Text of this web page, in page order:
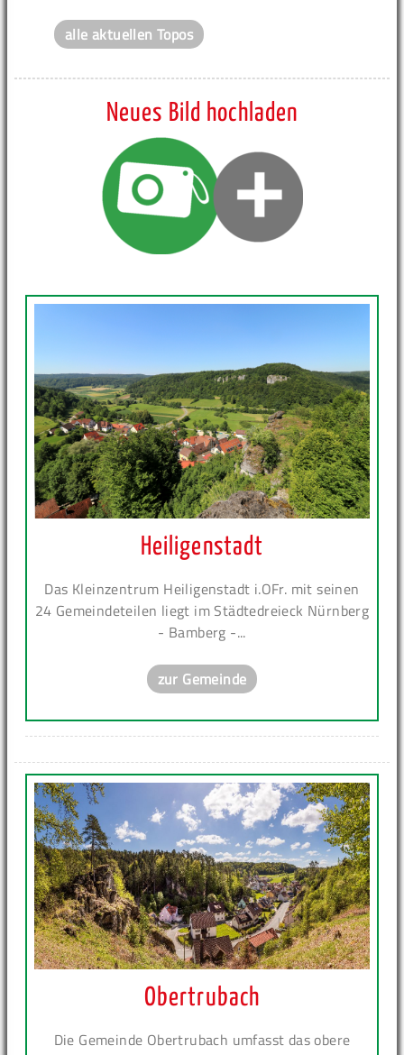
alle aktuellen Topos
Neues Bild hochladen
Heiligenstadt
Das Kleinzentrum Heiligenstadt i.OFr. mit seinen
24 Gemeindeteilen liegt im Städtedreieck Nürnberg
- Bamberg -...
zur Gemeinde
Obertrubach
Die Gemeinde Obertrubach umfasst das obere